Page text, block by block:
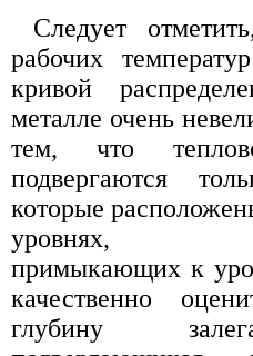
Следует
рабочих
кривой
металле очень
тем, что
подвергаются
которые
уровнях,
примыкающих к
качественно
глубину